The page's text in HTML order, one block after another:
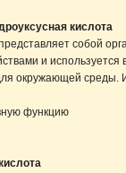
кислота
собой
и
окружающей среды.
функцию